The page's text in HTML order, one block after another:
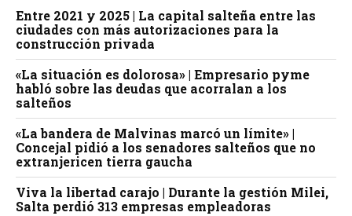
Entre 2021 y 2025 | La capital salteña entre las
ciudades con más autorizaciones para la
construcción privada
«La situación es dolorosa» | Empresario pyme
habló sobre las deudas que acorralan a los
salteños
«La bandera de Malvinas marcó un límite» |
Concejal pidió a los senadores salteños que no
extranjericen tierra gaucha
Viva la libertad carajo | Durante la gestión Milei,
Salta perdió 313 empresas empleadoras